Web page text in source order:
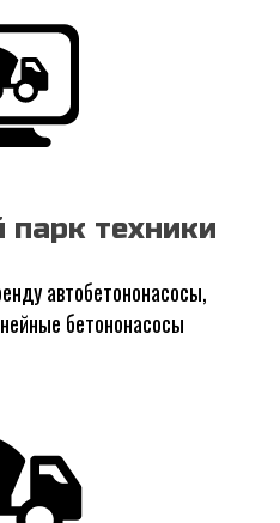
парк техники
автобетононасосы,
бетононасосы